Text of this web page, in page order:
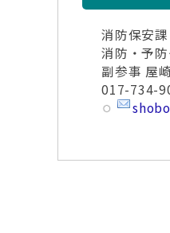
消防保安課
消防・予
副参事 屋
017-734-